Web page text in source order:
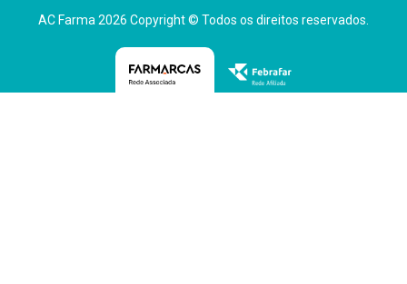
AC Farma 2026 Copyright © Todos os direitos reservados.